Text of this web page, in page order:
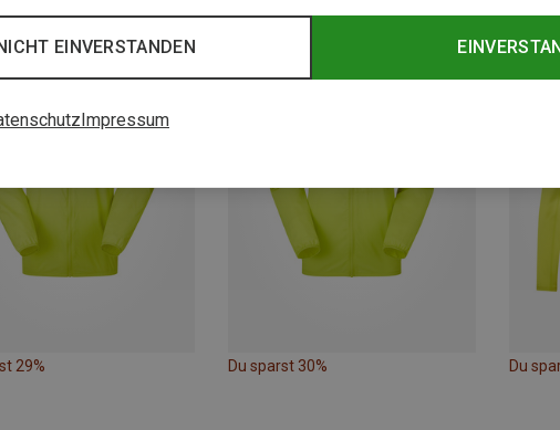
29% Du sparst 30% Du
EINVERSTANDEN
Impressum